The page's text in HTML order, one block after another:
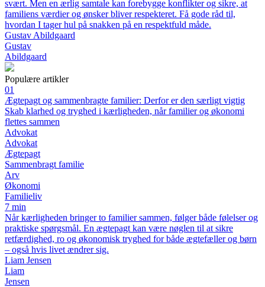
svært. Men en ærlig samtale kan forebygge konflikter og sikre, at
familiens værdier og ønsker bliver respekteret. Få gode råd til,
hvordan I tager hul på snakken på en respektfuld måde.
Gustav Abildgaard
Gustav
Abildgaard
Populære artikler
01
Ægtepagt og sammenbragte familier: Derfor er den særligt vigtig
Skab klarhed og tryghed i kærligheden, når familier og økonomi
flettes sammen
Advokat
Advokat
Ægtepagt
Sammenbragt familie
Arv
Økonomi
Familieliv
7 min
Når kærligheden bringer to familier sammen, følger både følelser og
praktiske spørgsmål. En ægtepagt kan være nøglen til at sikre
retfærdighed, ro og økonomisk tryghed for både ægtefæller og børn
– også hvis livet ændrer sig.
Liam Jensen
Liam
Jensen